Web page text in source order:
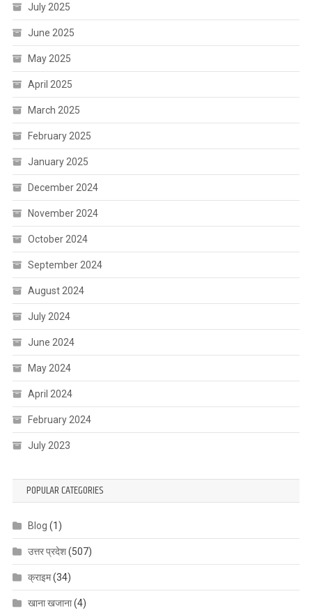
July 2025
June 2025
May 2025
April 2025
March 2025
February 2025
January 2025
December 2024
November 2024
October 2024
September 2024
August 2024
July 2024
June 2024
May 2024
April 2024
February 2024
July 2023
POPULAR CATEGORIES
Blog (1)
उत्तर प्रदेश(507)
क्राइम(34)
खाना खजाना(4)